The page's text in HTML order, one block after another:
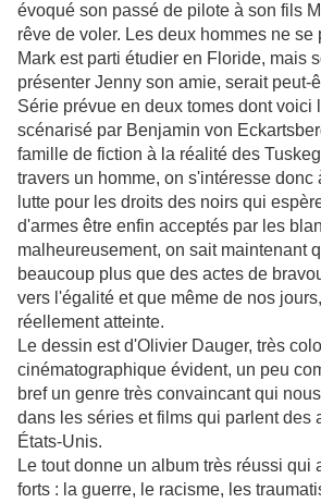
évoqué son passé de pilote à son fils
rêve de voler. Les deux hommes ne se
Mark est parti étudier en Floride, mais
présenter Jenny son amie, serait peut-
Série prévue en deux tomes dont voici
scénarisé par Benjamin von
famille de fiction à la réalité des
travers un homme, on s'intéresse donc
lutte pour les droits des noirs qui
d'armes être enfin acceptés par les
malheureusement, on sait maintenant
beaucoup plus que des actes de
vers l'égalité et que même de nos
réellement atteinte.
Le dessin est d'Olivier Dauger, très
cinématographique évident, un peu
bref un genre très convaincant qui
dans les séries et films qui parlent des
États-Unis.
Le tout donne un album très réussi qui
forts : la guerre, le racisme, les